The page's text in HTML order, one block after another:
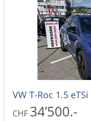
VW T-Roc 1.5
CHF 34’500.-